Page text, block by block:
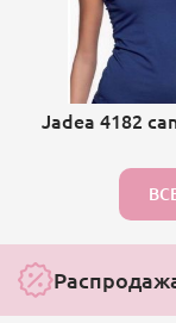
Jadea 4182